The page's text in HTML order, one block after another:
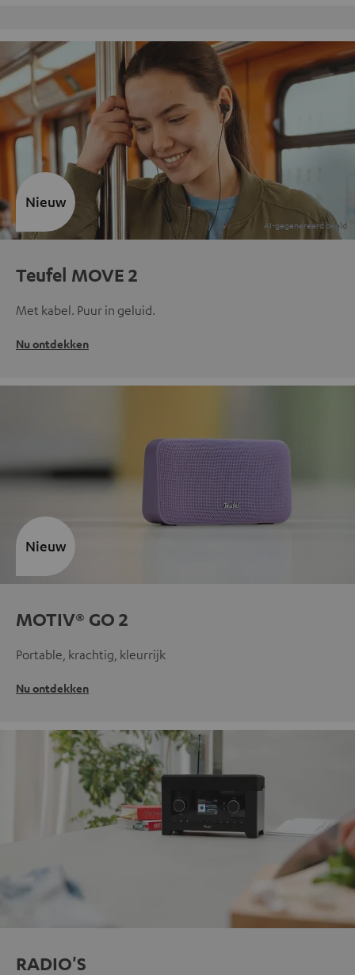
Teufel MOVE 2
Met kabel. Puur in geluid.
Nu ontdekken
Nieuw
MOTIV® GO 2
Portable, krachtig, kleurrijk
Nu ontdekken
Nieuw
RADIO'S